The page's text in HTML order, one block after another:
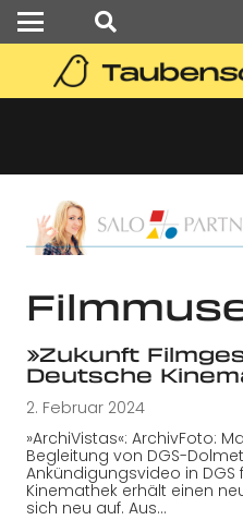
»Zukunft
Deutsche
2. Februar 2024
»ArchiVistas«: ArchivFoto:
Begleitung von DGS-
Ankündigungsvideo in DGS
Kinemathek erhält einen
sich neu auf. Aus…